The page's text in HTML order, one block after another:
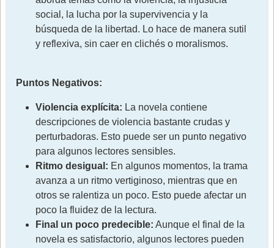
social, la lucha por la supervivencia y la
búsqueda de la libertad. Lo hace de manera sutil
y reflexiva, sin caer en clichés o moralismos.
Puntos Negativos:
Violencia explícita: La novela contiene
descripciones de violencia bastante crudas y
perturbadoras. Esto puede ser un punto negativo
para algunos lectores sensibles.
Ritmo desigual: En algunos momentos, la trama
avanza a un ritmo vertiginoso, mientras que en
otros se ralentiza un poco. Esto puede afectar un
poco la fluidez de la lectura.
Final un poco predecible: Aunque el final de la
novela es satisfactorio, algunos lectores pueden